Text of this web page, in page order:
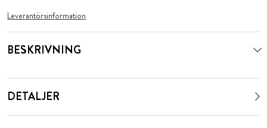
Leverantörsinformation
BESKRIVNING
DETALJER